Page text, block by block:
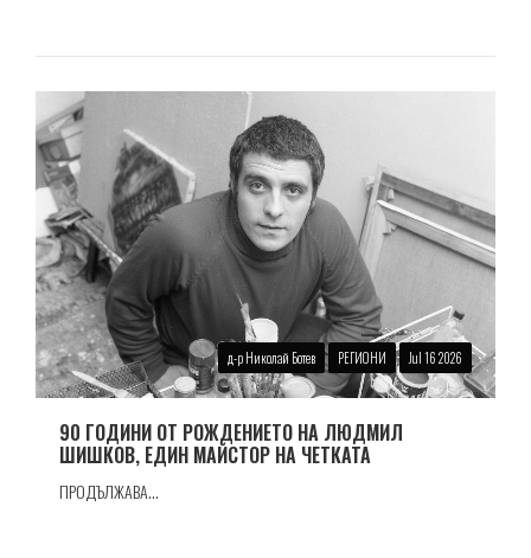
д-р Николай Ботев РЕГИОНИ Jul 16 2026
90 ГОДИНИ ОТ РОЖДЕНИЕТО НА ЛЮДМИЛ
ШИШКОВ, ЕДИН МАЙСТОР НА ЧЕТКАТА
ПРОДЪЛЖАВА...